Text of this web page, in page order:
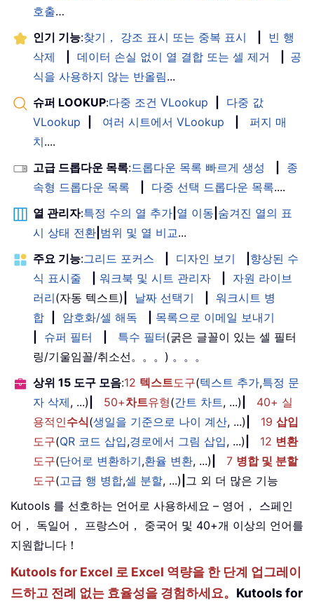
호출…
인기 기능:찾기， 강조 표시 또는 중복 표시
빈 행
삭제
데이터 손실 없이 열 결합 또는 셀 제거
공
식을 사용하지 않는 반올림...
슈퍼 LOOKUP:다중 조건 VLookup
다중 값
VLookup
여러 시트에서 VLookup
퍼지 매
치....
고급 드롭다운 목록:드롭다운 목록 빠르게 생성
종
속형 드롭다운 목록
다중 선택 드롭다운 목록....
열 관리자:특정 수의 열 추가 열 이동 숨겨진 열의 표
시 상태 전환 범위 및 열 비교...
주요 기능:그리드 포커스 디자인 보기
향상된 수
식 표시줄
워크북 및 시트 관리자
자원 라이브
러리(자동 텍스트) 날짜 선택기
워크시트 병
합
암호화/셀 해독
목록으로 이메일 보내기
슈퍼 필터 특수 필터(굵은 글꼴이 있는 셀 필터
링/기울임꼴/취소선。。。) 。。。
상위 15 도구 모음:12 텍스트도구(텍스트 추가,특정 문
자 삭제, ...) 50+차트유형(간트 차트, ...)
40+ 실
용적인수식(생일을 기준으로 나이 계산, ...) 19 삽입
도구(QR 코드 삽입,경로에서 그림 삽입, ...) 12 변환
도구(단어로 변환하기,환율 변환, ...) 7 병합 및 분할
도구(고급 행 병합,셀 분할, ...) 그 외 더 많은 기능
Kutools 를 선호하는 언어로 사용하세요 – 영어， 스페인
어， 독일어， 프랑스어， 중국어 및 40+개 이상의 언어를
지원합니다！
Kutools for Excel 로 Excel 역량을 한 단계 업그레이
드하고 전례 없는 효율성을 경험하세요。 Kutools for